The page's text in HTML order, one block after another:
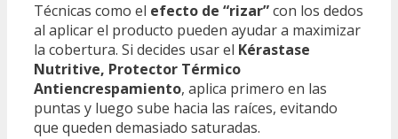
Técnicas como el efecto de “rizar”con los dedos
al aplicar el producto pueden ayudar a maximizar
la cobertura. Si decides usar el Kérastase
Nutritive, Protector Térmico
Antiencrespamiento, aplica primero en las
puntas y luego sube hacia las raíces, evitando
que queden demasiado saturadas.